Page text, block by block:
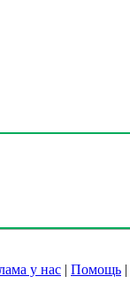
у нас | Помощь |